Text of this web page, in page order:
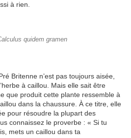
à rien.
quidem gramen
Britenne n’est pas toujours aisée,
à caillou. Mais elle sait être
que produit cette plante ressemble à
dans la chaussure. À ce titre, elle
pour résoudre la plupart des
connaissez le proverbe : « Si tu
mets un caillou dans ta